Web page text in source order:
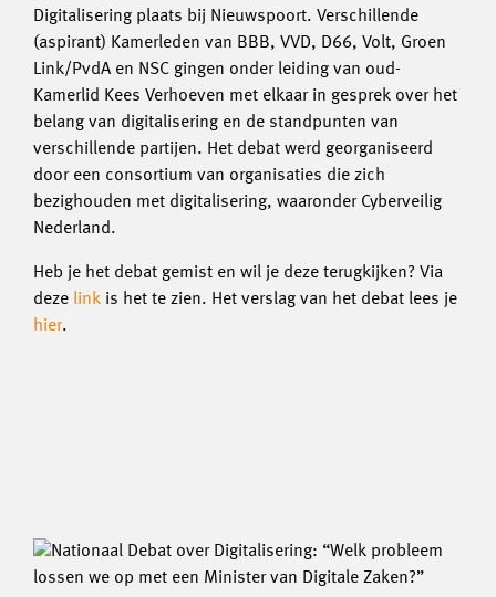
Digitalisering plaats bij Nieuwspoort. Verschillende
(aspirant) Kamerleden van BBB, VVD, D66, Volt, Groen
Link/PvdA en NSC gingen onder leiding van oud-
Kamerlid Kees Verhoeven met elkaar in gesprek over het
belang van digitalisering en de standpunten van
verschillende partijen. Het debat werd georganiseerd
door een consortium van organisaties die zich
bezighouden met digitalisering, waaronder Cyberveilig
Nederland.
Heb je het debat gemist en wil je deze terugkijken? Via
deze link is het te zien. Het verslag van het debat lees je
hier.